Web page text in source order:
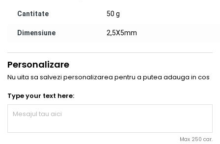
Cantitate 50 g
Dimensiune 2,5X5mm
Personalizare
Nu uita sa salvezi personalizarea pentru a putea adauga in cos
Type your text here:
Max 250 car.